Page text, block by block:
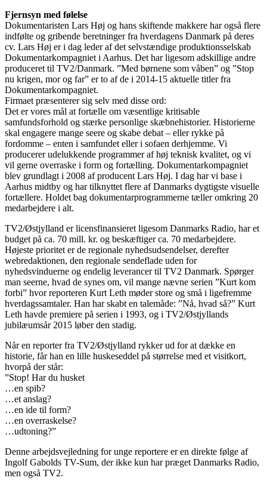
Fjernsyn med følelse
Dokumentaristen Lars Høj og hans skiftende makkere har også flere
indfølte og gribende beretninger fra hverdagens Danmark på deres
cv. Lars Høj er i dag leder af det selvstændige produktionsselskab
Dokumentarkompagniet i Aarhus. Det har ligesom adskillige andre
produceret til TV2/Danmark. ”Med børnene som våben” og ”Stop
nu krigen, mor og far” er to af de i 2014-15 aktuelle titler fra
Dokumentarkompagniet.
Firmaet præsenterer sig selv med disse ord:
Det er vores mål at fortælle om væsentlige kritisable
samfundsforhold og stærke personlige skæbnehistorier. Historierne
skal engagere mange seere og skabe debat – eller rykke på
fordomme – enten i samfundet eller i sofaen derhjemme. Vi
producerer udelukkende programmer af høj teknisk kvalitet, og vi
vil gerne overraske i form og fortælling. Dokumentarkompagniet
blev grundlagt i 2008 af producent Lars Høj. I dag har vi base i
Aarhus midtby og har tilknyttet flere af Danmarks dygtigste visuelle
fortællere. Holdet bag dokumentarprogrammerne tæller omkring 20
medarbejdere i alt.
TV2/Østjylland er licensfinansieret ligesom Danmarks Radio, har et
budget på ca. 70 mill. kr. og beskæftiger ca. 70 medarbejdere.
Højeste prioritet er de regionale nyhedsudsendelser, derefter
webredaktionen, den regionale sendeflade uden for
nyhedsvinduerne og endelig leverancer til TV2 Danmark. Spørger
man seerne, hvad de synes om, vil mange nævne serien ”Kurt kom
forbi” hvor reporteren Kurt Leth møder store og små i ligefremme
hverdagssamtaler. Han har skabt en talemåde: ”Nå, hvad så?” Kurt
Leth havde premiere på serien i 1993, og i TV2/Østjyllands
jubilæumsår 2015 løber den stadig.
Når en reporter fra TV2/Østjylland rykker ud for at dække en
historie, får han en lille huskeseddel på størrelse med et visitkort,
hvorpå der står:
”Stop! Har du husket
…en spib?
…et anslag?
…en ide til form?
…en overraskelse?
…udtoning?”
Denne arbejdsvejledning for unge reportere er en direkte følge af
Ingolf Gabolds TV-Sum, der ikke kun har præget Danmarks Radio,
men også TV2.